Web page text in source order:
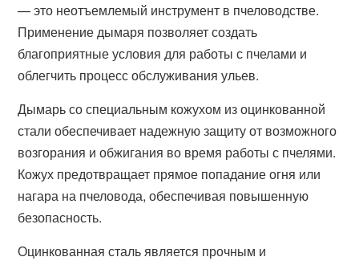
— это неотъемлемый инструмент в пчеловодстве.
Применение дымаря позволяет создать
благоприятные условия для работы с пчелами и
облегчить процесс обслуживания ульев.
Дымарь со специальным кожухом из оцинкованной
стали обеспечивает надежную защиту от возможного
возгорания и обжигания во время работы с пчелями.
Кожух предотвращает прямое попадание огня или
нагара на пчеловода, обеспечивая повышенную
безопасность.
Оцинкованная сталь является прочным и